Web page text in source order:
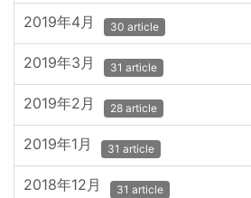
2019年4月 30 article
2019年3月 31 article
2019年2月 28 article
2019年1月 31 article
2018年12月 31 article